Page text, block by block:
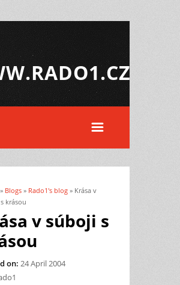
here
» Blogs » Rado1's blog » Krása v
krásou
v súboji s
on: 24 April 2004